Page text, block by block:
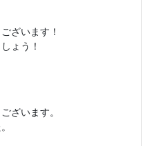
ざいます！
ょう！
ざいます。